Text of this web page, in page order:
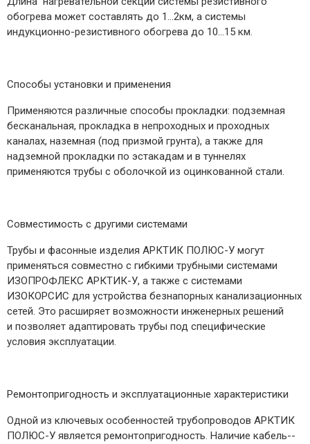
обогрева может составлять до 1…2км, а системы
индукционно-резистивного обогрева до 10…15 км.
Способы установки и применения
Применяются различные способы прокладки: подземная
бесканальная, прокладка в непроходных и проходных
каналах, наземная (под призмой грунта), а также для
надземной прокладки по эстакадам и в туннелях
применяются трубы с оболочкой из оцинкованной стали.
Совместимость с другими системами
Трубы и фасонные изделия АРКТИК ПОЛЮС-У могут
применяться совместно с гибкими трубными системами
ИЗОПРОФЛЕКС АРКТИК-У, а также с системами
ИЗОКОРСИС для устройства безнапорных канализационных
сетей. Это расширяет возможности инженерных решений
и позволяет адаптировать трубы под специфические
условия эксплуатации.
Ремонтопригодность и эксплуатационные характеристики
Одной из ключевых особенностей трубопроводов АРКТИК
ПОЛЮС-У является ремонтопригодность. Наличие кабель-­